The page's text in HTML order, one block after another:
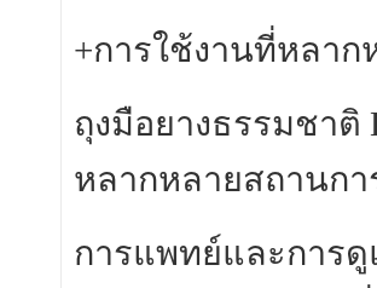
+การใช้งานที่หลาก
ถุงมือยางธรรมชาติ
หลากหลายสถานก
การแพทย์และการ